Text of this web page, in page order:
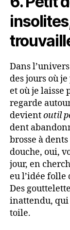
Dans
des jours où
et où je laisse
regarde
devientoutil
dent
brosse à
douche, oui,
jour, en
eu l’idée folle
Des
inattendu, qui
toile.